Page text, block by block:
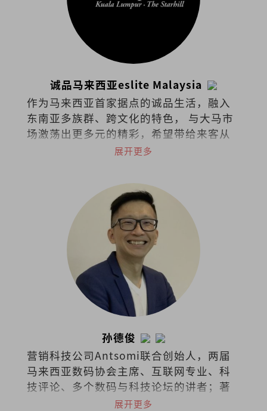
诚品马来西亚eslite Malaysia
作为马来西亚首家据点的诚品生活，融入
东南亚多族群、跨文化的特色， 与大马市
场激荡出更多元的精彩，希望带给来客从
阅读里持续找到梦与想像的可能。在台
据点的诚品，秉持着“不只是一家书
店”的概念，囊括了来自世界各地的书
籍、文具、文创设计、时尚潮流，还可沉
浸于艺文展演与世界级咖啡品牌中，打造
了一个复合式经营的文化场所。
展开更多
孙德俊
营销科技公司Antsomi联合创始人，两届
马来西亚数码协会主席、互联网专业、科
技评论、多个数码与科技论坛的讲者；著
有《AI时代2053》、《数码时代：48个生
展开更多